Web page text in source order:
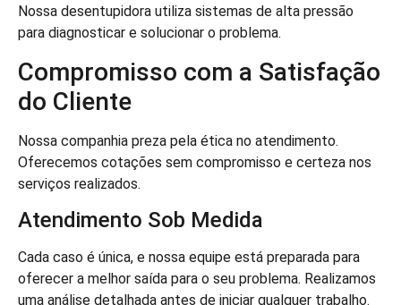
Nossa desentupidora utiliza sistemas de alta pressão
para diagnosticar e solucionar o problema.
Compromisso com a Satisfação
do Cliente
Nossa companhia preza pela ética no atendimento.
Oferecemos cotações sem compromisso e certeza nos
serviços realizados.
Atendimento Sob Medida
Cada caso é única, e nossa equipe está preparada para
oferecer a melhor saída para o seu problema. Realizamos
uma análise detalhada antes de iniciar qualquer trabalho.